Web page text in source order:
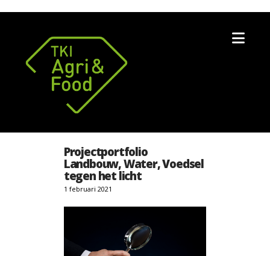
Projectportfolio
Landbouw, Water, Voedsel
tegen het licht
1 februari 2021